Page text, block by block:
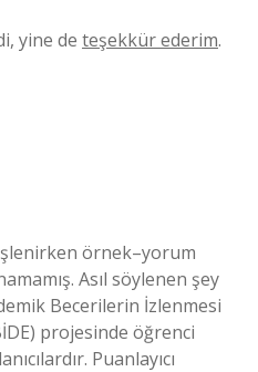
yine de teşekkür ederim.
işlenirken örnek–yorum
Asıl söylenen şey
Becerilerin İzlenmesi
projesinde öğrenci
Puanlayıcı